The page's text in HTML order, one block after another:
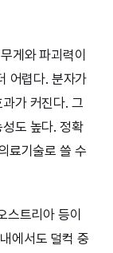
게와 파괴력이
어렵다. 분자가
가 커진다. 그
도 높다. 정확
료기술로 쓸 수
스트리아 등이
에서도 덜컥 중